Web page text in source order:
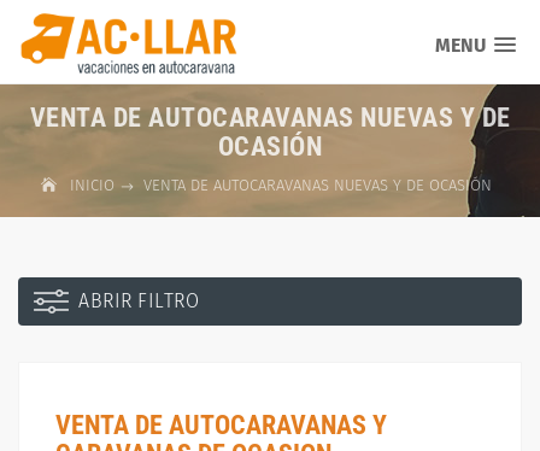
MENU
VENTA DE AUTOCARAVANAS NUEVAS Y DE
OCASIÓN
INICIO VENTA DE AUTOCARAVANAS NUEVAS Y DE OCASIÓN
ABRIR FILTRO
VENTA DE AUTOCARAVANAS Y